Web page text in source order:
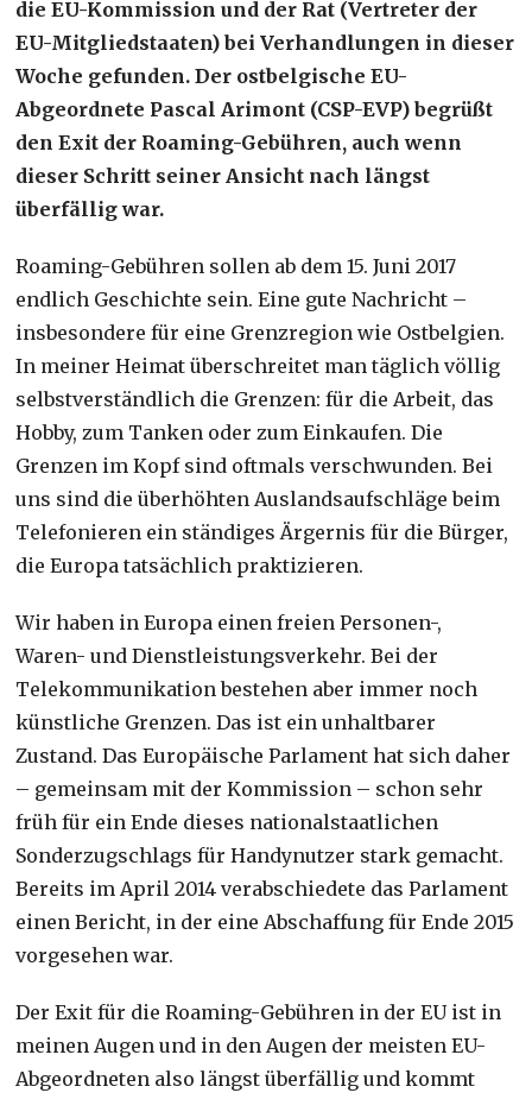
die EU-Kommission und der Rat (Vertreter der
EU-Mitgliedstaaten) bei Verhandlungen in dieser
Woche gefunden. Der ostbelgische EU-
Abgeordnete Pascal Arimont (CSP-EVP) begrüßt
den Exit der Roaming-Gebühren, auch wenn
dieser Schritt seiner Ansicht nach längst
überfällig war.
Roaming-Gebühren sollen ab dem 15. Juni 2017
endlich Geschichte sein. Eine gute Nachricht –
insbesondere für eine Grenzregion wie Ostbelgien.
In meiner Heimat überschreitet man täglich völlig
selbstverständlich die Grenzen: für die Arbeit, das
Hobby, zum Tanken oder zum Einkaufen. Die
Grenzen im Kopf sind oftmals verschwunden. Bei
uns sind die überhöhten Auslandsaufschläge beim
Telefonieren ein ständiges Ärgernis für die Bürger,
die Europa tatsächlich praktizieren.
Wir haben in Europa einen freien Personen-,
Waren- und Dienstleistungsverkehr. Bei der
Telekommunikation bestehen aber immer noch
künstliche Grenzen. Das ist ein unhaltbarer
Zustand. Das Europäische Parlament hat sich daher
– gemeinsam mit der Kommission – schon sehr
früh für ein Ende dieses nationalstaatlichen
Sonderzugschlags für Handynutzer stark gemacht.
Bereits im April 2014 verabschiedete das Parlament
einen Bericht, in der eine Abschaffung für Ende 2015
vorgesehen war.
Der Exit für die Roaming-Gebühren in der EU ist in
meinen Augen und in den Augen der meisten EU-
Abgeordneten also längst überfällig und kommt